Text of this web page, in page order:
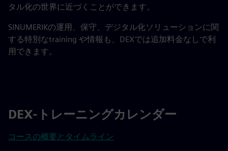
タル化の世界に近づくことができます。
SINUMERIKの運用、保守、デジタル化ソリューションに関
する特別なtraining や情報も、DEXでは追加料金なしで利
用できます。
DEX-トレーニングカレンダー
コースの概要とタイムライン